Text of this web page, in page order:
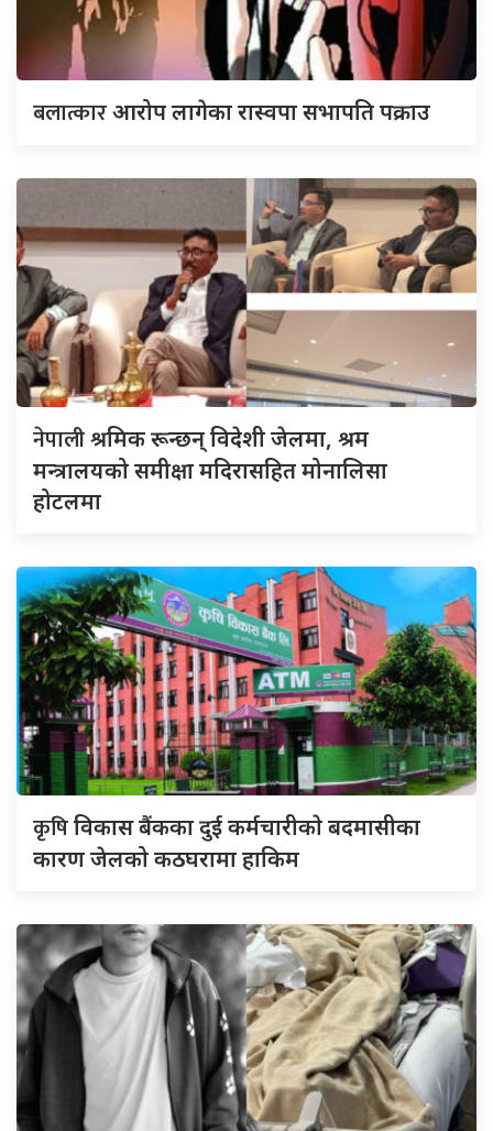
बलात्कारआरोप लागेका रास्वपा सभापति पक्राउ
नेपालीश्रमिक रून्छन् विदेशी जेलमा, श्रम
मन्त्रालयको समीक्षा मदिरासहित मोनालिसा
होटलमा
कृषिविकास बैंकका दुई कर्मचारीकाे बदमासीका
कारण जेलको कठघरामा हाकिम